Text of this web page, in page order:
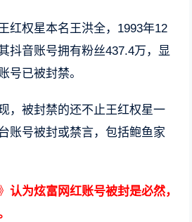
红权星本名王洪全，1993年12
抖音账号拥有粉丝437.4万，显
号已被封禁。
，被封禁的还不止王红权星一
账号被封或禁言，包括鲍鱼家
认为炫富网红账号被封是必然，